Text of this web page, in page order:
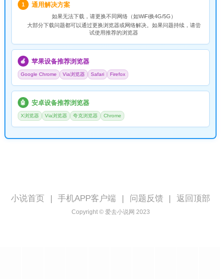
1 通用解决方案
如果无法下载，请更换不同网络（如WiFi换4G/5G）
大部分下载问题都可以通过更换浏览器或网络解决。如果问题持续，请尝
试使用推荐的浏览器
🍎 苹果设备推荐浏览器
Google Chrome Via浏览器 Safari Firefox
🤖 安卓设备推荐浏览器
X浏览器 Via浏览器 夸克浏览器 Chrome
小说首页 手机APP客户端 问题反馈 返回顶部
Copyright © 爱去小说网 2023